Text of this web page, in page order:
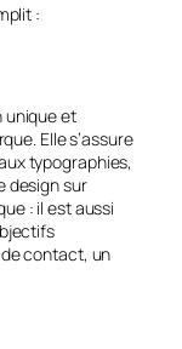
:
unique et
Elle s’assure
typographies,
design sur
: il est aussi
contact, un